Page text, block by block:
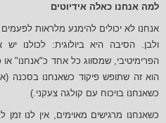
למה אנחנו כאלה אידיוטים
אנחנו לא יכולים להימנע מלראות
ולבן. הסיבה היא ביולוגית: לכולנו
הפרימיטיבי, שמסווג כל אחד כ"אנחנו"
הוא זה שתופש פיקוד כשאנחנו בסכנה
כשאנחנו בויכוח עם קולגה צעקני.)
כשאנחנו מרגישים מאוימים, אין לנו